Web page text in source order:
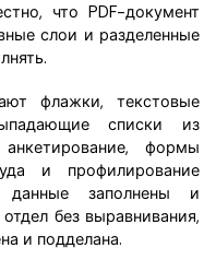
что PDF-документ
слои и разделенные
флажки, текстовые
списки из
формы
и профилирование
заполнены и
без выравнивания,
и подделана.